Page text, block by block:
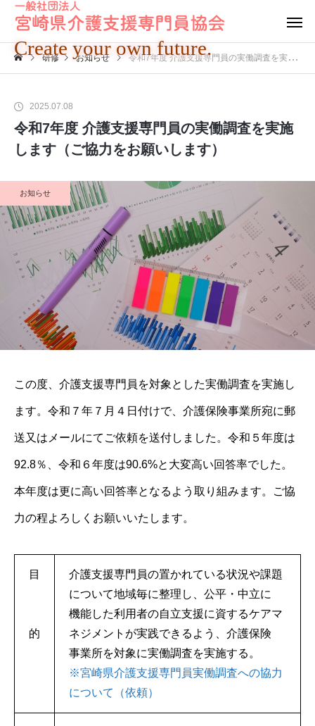
Create your own future.
研修 お知らせ 令和7年度 介護支援専門員の実働調査を実施します（ご協力をお願いします）
2025.07.08
令和7年度 介護支援専門員の実働調査を実施
します（ご協力をお願いします）
お知らせ
この度、介護支援専門員を対象とした実働調査を実施し
ます。令和７年７月４日付けで、介護保険事業所宛に郵
送又はメールにてご依頼を送付しました。令和５年度は
92.8％、令和６年度は90.6%と大変高い回答率でした。
本年度は更に高い回答率となるよう取り組みます。ご協
力の程よろしくお願いいたします。
目
的
介護支援専門員の置かれている状況や課題
について地域毎に整理し、公平・中立に
機能した利用者の自立支援に資するケアマ
ネジメントが実践できるよう、介護保険
事業所を対象に実働調査を実施する。
※宮崎県介護支援専門員実働調査への協力
について（依頼）